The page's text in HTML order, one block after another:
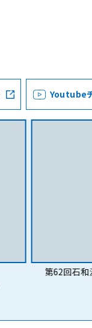
法人の
Youtube
第62回石和